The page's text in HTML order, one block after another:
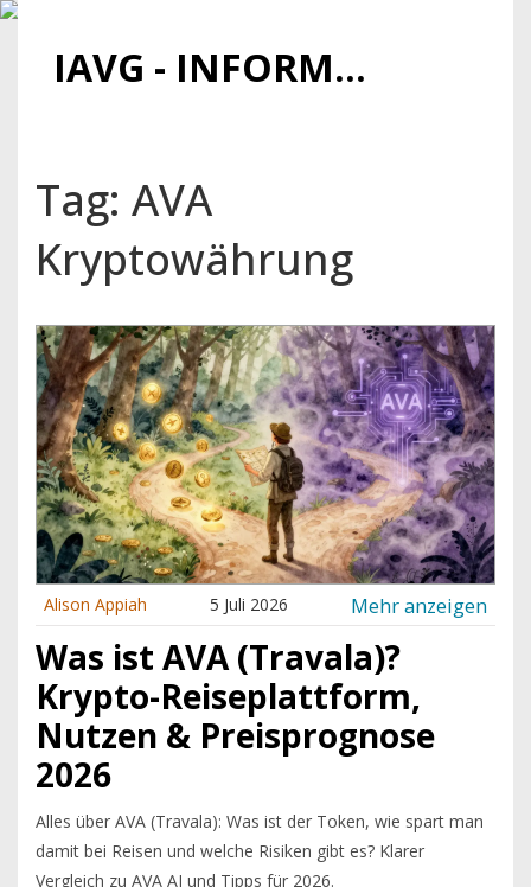
IAVG - INFORMATIONSARCHIV FÜR VIRTUELLE GELDER
Tag: AVA
Kryptowährung
Alison Appiah 5 Juli 2026 Mehr anzeigen
Was ist AVA (Travala)?
Krypto-Reiseplattform,
Nutzen & Preisprognose
2026
Alles über AVA (Travala): Was ist der Token, wie spart man
damit bei Reisen und welche Risiken gibt es? Klarer
Vergleich zu AVA AI und Tipps für 2026.